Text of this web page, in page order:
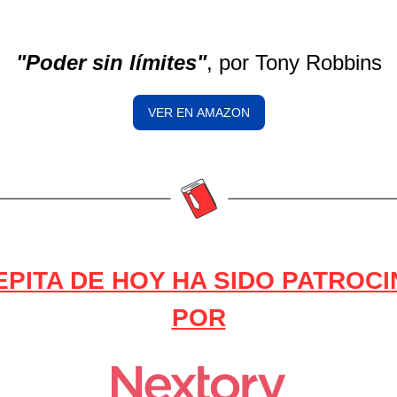
"Poder sin límites", por Tony Robbins
VER EN AMAZON
DE HOY HA SIDO
POR